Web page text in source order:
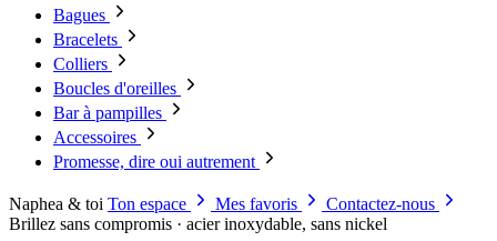
Bagues
Bracelets
Colliers
Boucles d'oreilles
Bar à pampilles
Accessoires
Promesse, dire oui autrement
Naphea & toi Ton espace Mes favoris
Contactez-nous
Brillez sans compromis · acier inoxydable, sans nickel